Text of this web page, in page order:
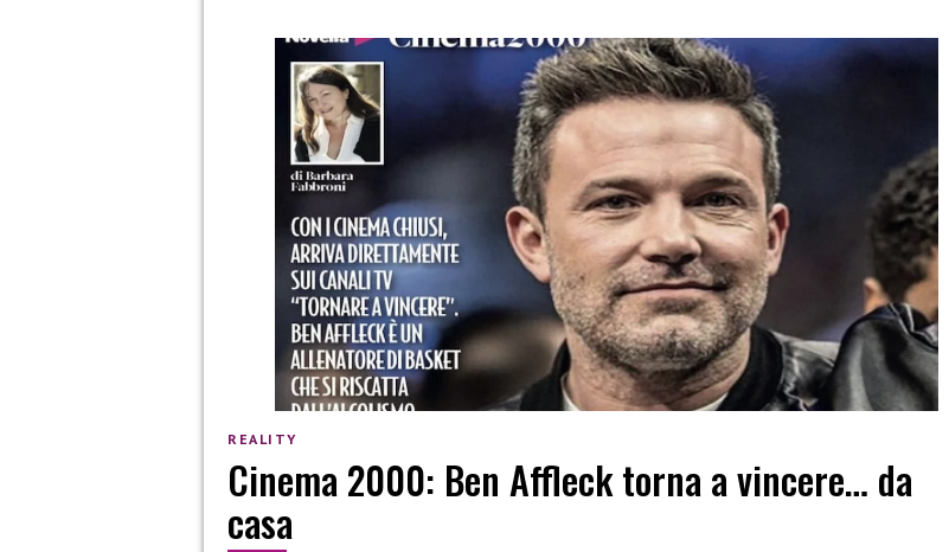
REALITY
Cinema 2000: Ben Affleck torna a vincere… da
casa